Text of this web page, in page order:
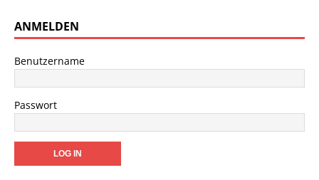
ANMELDEN
Benutzername
Passwort